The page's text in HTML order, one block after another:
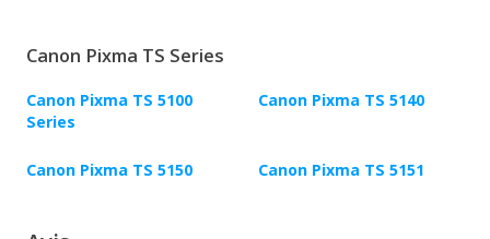
Canon Pixma TS Series
Canon Pixma TS 5100
Series
Canon Pixma TS 5140
Canon Pixma TS 5150 Canon Pixma TS 5151